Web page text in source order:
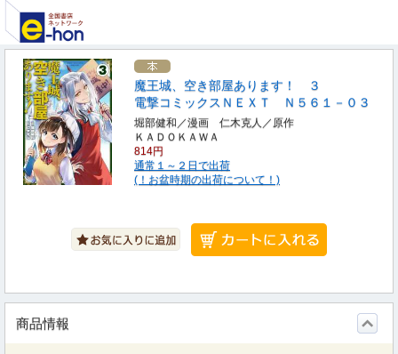
魔王城、空き部屋あります！ ３
電撃コミックスＮＥＸＴ Ｎ５６１－０３
堀部健和／漫画 仁木克人／原作
ＫＡＤＯＫＡＷＡ
814円
通常１～２日で出荷
(！お盆時期の出荷について！)
商品情報